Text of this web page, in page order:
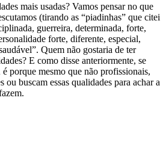
mais usadas? Vamos pensar no que
(tirando as “piadinhas” que citei
guerreira, determinada, forte,
forte, diferente, especial,
Quem não gostaria de ter
E como disse anteriormente, se
porque mesmo que não profissionais,
ou buscam essas qualidades para achar a